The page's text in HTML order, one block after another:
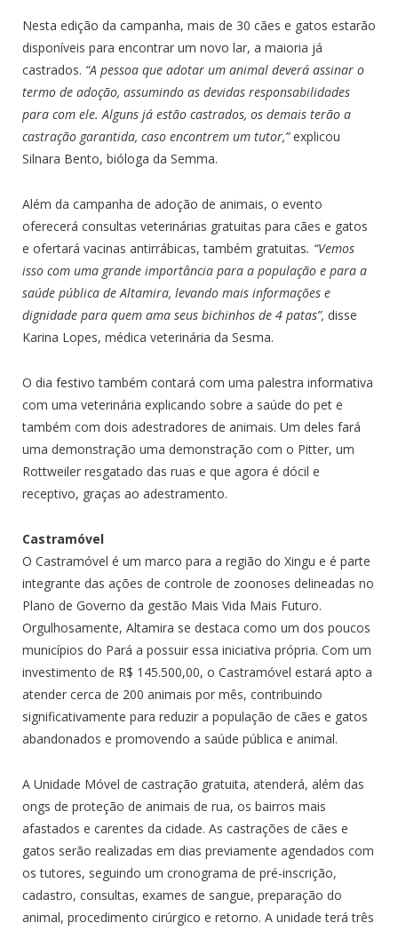
Nesta edição da campanha, mais de 30 cães e gatos estarão
disponíveis para encontrar um novo lar, a maioria já
castrados. “A pessoa que adotar um animal deverá assinar o
termo de adoção, assumindo as devidas responsabilidades
para com ele. Alguns já estão castrados, os demais terão a
castração garantida, caso encontrem um tutor,”explicou
Silnara Bento, bióloga da Semma.
Além da campanha de adoção de animais, o evento
oferecerá consultas veterinárias gratuitas para cães e gatos
e ofertará vacinas antirrábicas, também gratuitas. “Vemos
isso com uma grande importância para a população e para a
saúde pública de Altamira, levando mais informações e
dignidade para quem ama seus bichinhos de 4 patas”, disse
Karina Lopes, médica veterinária da Sesma.
O dia festivo também contará com uma palestra informativa
com uma veterinária explicando sobre a saúde do pet e
também com dois adestradores de animais. Um deles fará
uma demonstração uma demonstração com o Pitter, um
Rottweiler resgatado das ruas e que agora é dócil e
receptivo, graças ao adestramento.
Castramóvel
O Castramóvel é um marco para a região do Xingu e é parte
integrante das ações de controle de zoonoses delineadas no
Plano de Governo da gestão Mais Vida Mais Futuro.
Orgulhosamente, Altamira se destaca como um dos poucos
municípios do Pará a possuir essa iniciativa própria. Com um
investimento de R$ 145.500,00, o Castramóvel estará apto a
atender cerca de 200 animais por mês, contribuindo
significativamente para reduzir a população de cães e gatos
abandonados e promovendo a saúde pública e animal.
A Unidade Móvel de castração gratuita, atenderá, além das
ongs de proteção de animais de rua, os bairros mais
afastados e carentes da cidade. As castrações de cães e
gatos serão realizadas em dias previamente agendados com
os tutores, seguindo um cronograma de pré-inscrição,
cadastro, consultas, exames de sangue, preparação do
animal, procedimento cirúrgico e retorno. A unidade terá três